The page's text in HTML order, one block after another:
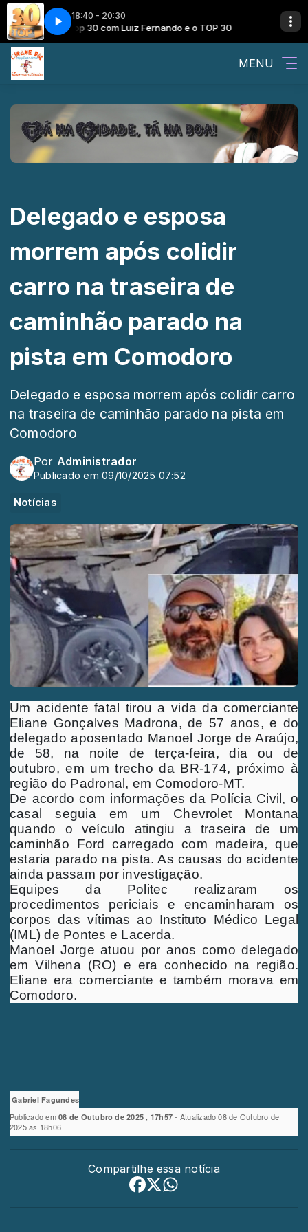
18:40 - 20:30
30 Top 30 com Luiz Fernando e o TOP 30
MENU
Delegado e esposa
morrem após colidir
carro na traseira de
caminhão parado na
pista em Comodoro
Delegado e esposa morrem após colidir carro
na traseira de caminhão parado na pista em
Comodoro
Por Administrador
Publicado em 09/10/2025 07:52
Notícias
Um acidente fatal tirou a vida da comerciante
Eliane Gonçalves Madrona, de 57 anos, e do
delegado aposentado Manoel Jorge de Araújo,
de 58, na noite de terça-feira, dia ou de
outubro, em um trecho da BR-174, próximo à
região do Padronal, em Comodoro-MT.
De acordo com informações da Polícia Civil, o
casal seguia em um Chevrolet Montana
quando o veículo atingiu a traseira de um
caminhão Ford carregado com madeira, que
estaria parado na pista. As causas do acidente
ainda passam por investigação.
Equipes da Politec realizaram os
procedimentos periciais e encaminharam os
corpos das vítimas ao Instituto Médico Legal
(IML) de Pontes e Lacerda.
Manoel Jorge atuou por anos como delegado
em Vilhena (RO) e era conhecido na região.
Eliane era comerciante e também morava em
Comodoro.
Gabriel Fagundes
Publicado em08 de Outubro de 2025 17h57- Atualizado 08 de Outubro de
2025 as 18h06
Compartilhe essa notícia